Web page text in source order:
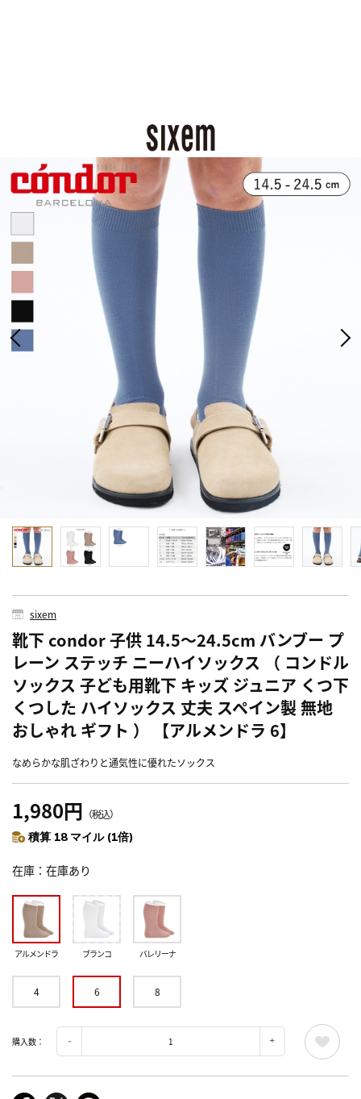
sixem
靴下 condor 子供 14.5～24.5cm バンブー プ
レーン ステッチ ニーハイソックス （ コンドル
ソックス 子ども用靴下 キッズ ジュニア くつ下
くつした ハイソックス 丈夫 スペイン製 無地
おしゃれ ギフト ） 【アルメンドラ 6】
なめらかな肌ざわりと通気性に優れたソックス
1,980円 （税込）
積算 18 マイル (1倍)
在庫 在庫あり
アルメンドラ ブランコ バレリーナ
4 6 8
購入数：